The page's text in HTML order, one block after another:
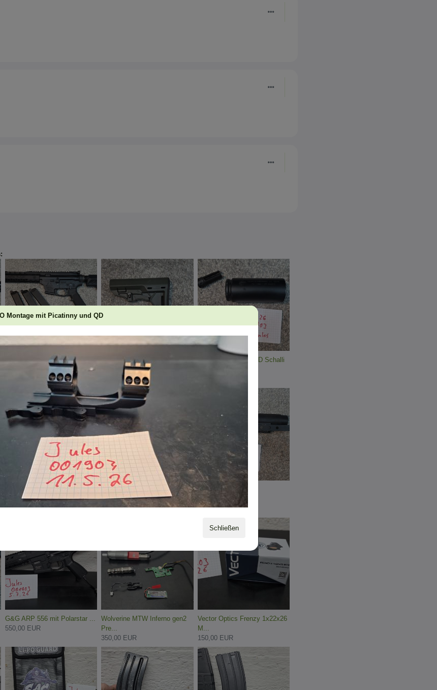
Montage mit Picatinny und QD
Schließen
King Arms Black Rain
Slim Schaft Olive
30,00 EUR
knights Armament QD Schalli
MTW Forged 14" gen3 mit viel
1100,00 EUR
Aero Precision Atlas 9"
handgu...
140,00 EUR
PDW Schubschaft
70,00 EUR
G&G ARP 556 mit Polarstar ...
550,00 EUR
Wolverine MTW Inferno gen2
Pre...
350,00 EUR
Vector Optics Frenzy 1x22x26
M...
150,00 EUR